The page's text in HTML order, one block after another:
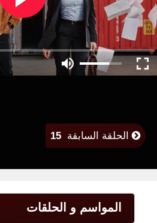
الحلقة السابقة 15
المواسم و الحلقات